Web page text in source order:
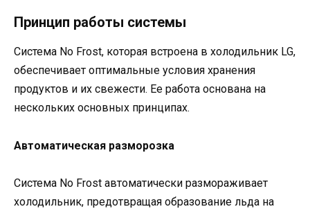
Принцип работы системы
Система No Frost, которая встроена в холодильник LG,
обеспечивает оптимальные условия хранения
продуктов и их свежести. Ее работа основана на
нескольких основных принципах.
Автоматическая разморозка
Система No Frost автоматически размораживает
холодильник, предотвращая образование льда на